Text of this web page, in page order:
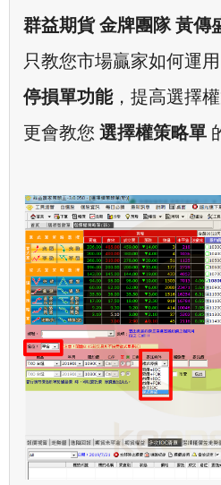
群益期貨 金牌團隊 黃傳
只教您市場贏家如何運用
停損單功能，提高選擇
更會教您 選擇權策略單